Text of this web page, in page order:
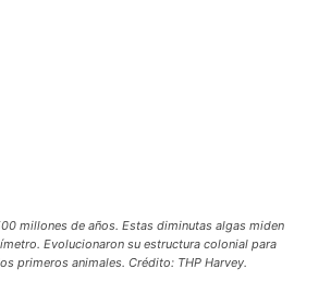
millones de años. Estas diminutas algas miden
Evolucionaron su estructura colonial para
primeros animales. Crédito: THP Harvey.